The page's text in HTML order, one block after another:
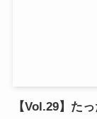
【Vol.29】た